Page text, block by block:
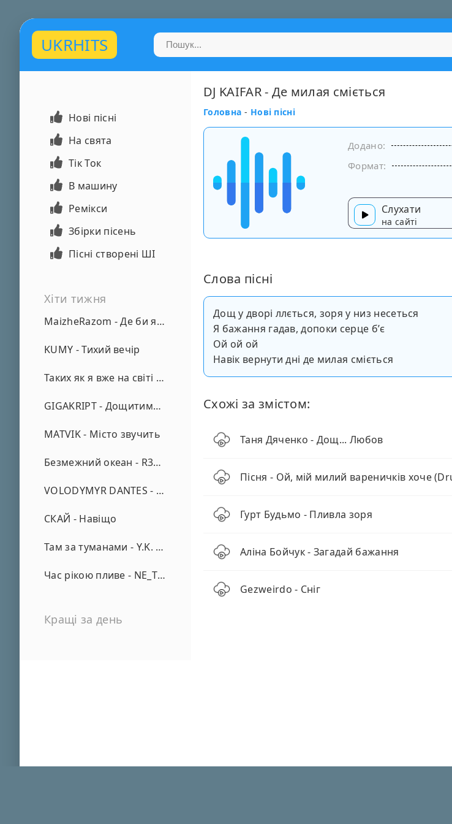
UKRHITS
Нові пісні
На свята
Тік Ток
В машину
Ремікси
Збірки пісень
Пісні створені ШІ
Хіти тижня
MaizheRazom - Де би я не був
KUMY - Тихий вечір
Таких як я вже на світі нема - А. Малярник
GIGAKRIPT - Дощитиме зима
MATVIK - Місто звучить
Безмежний океан - R3phase
VOLODYMYR DANTES - Просто кохаю (REMIX)
СКАЙ - Навіщо
Там за туманами - Y.K. Music
Час рікою пливе - NE_TVOYA_MRIYA
Кращі за день
DJ KAIFAR - Де милая сміється
Головна - Нові пісні
Додано:
Формат:
Слухати
на сайті
Слова пісні
Дощ у дворі ллється, зоря у низ несеться
Я бажання гадав, допоки серце бʼє
Ой ой ой
Навік вернути дні де милая сміється
Схожі за змістом:
Таня Дяченко - Дощ... Любов
Пісня - Ой, мій милий вареничків хоче
Гурт Будьмо - Пливла зоря
Аліна Бойчук - Загадай бажання
Gezweirdo - Сніг